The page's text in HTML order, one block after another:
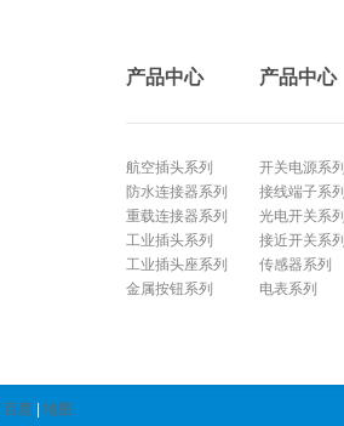
产品中心 产品中心
航空插头系列
防水连接器系列
重载连接器系列
工业插头系列
工业插头座系列
金属按钮系列
开关电源系列
接线端子系列
光电开关系列
接近开关系列
传感器系列
电表系列
百度 地图